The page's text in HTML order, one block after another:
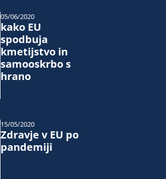
kako EU
spodbuja
kmetijstvo in
samooskrbo s
hrano
05/06/2020
Zdravje v EU po
pandemiji
15/05/2020